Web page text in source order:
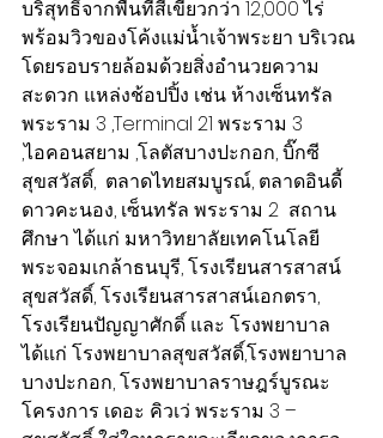
บริสุทธิ์จากพื้นที่สีเขียวกว่า 12,000 ไร่
พร้อมวิวของโค้งแม่น้ำเจ้าพระยา บริเวณ
โดยรอบรายล้อมด้วยสิ่งอำนวยความ
สะดวก แหล่งช้อปปิ้ง เช่น ห้างเซ็นทรัล
พระราม 3 ,Terminal 21 พระราม 3
,ไอคอนสยาม ,โลตัสบางปะกอก, บิ๊กซี
สุขสวัสดิ์,  ตลาดไทยสมบูรณ์, ตลาดอินดี้
ดาวคะนอง, เซ็นทรัล พระราม 2  สถาน
ศึกษา ได้แก่ มหาวิทยาลัยเทคโนโลยี
พระจอมเกล้าธนบุรี, โรงเรียนสารสาสน์
สุขสวัสดิ์, โรงเรียนสารสาสน์เอกตรา,
โรงเรียนปัญญาศักดิ์ และ โรงพยาบาล
ได้แก่ โรงพยาบาลสุขสวัสดิ์,โรงพยาบาล
บางปะกอก, โรงพยาบาลราษฎร์บูรณะ
โครงการ เดอะ คิวเว่ พระราม 3 –